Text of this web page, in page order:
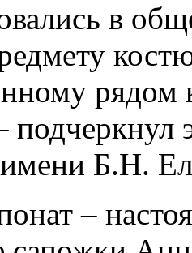
в
рядом
подчеркнул
имени Б.Н.
–